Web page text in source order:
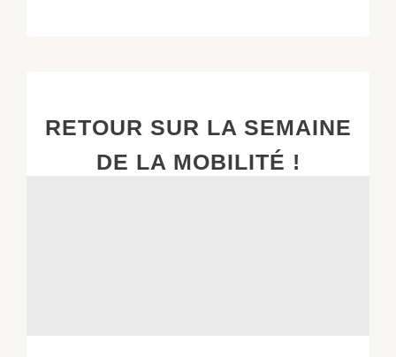
RETOUR SUR LA SEMAINE
DE LA MOBILITÉ !